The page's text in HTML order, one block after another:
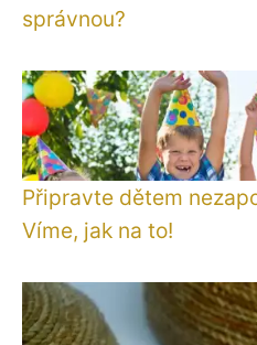
správnou?
Připravte dětem
Víme, jak na to!